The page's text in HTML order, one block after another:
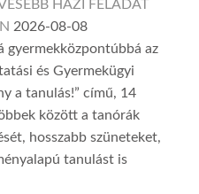
HÁZI FELADAT
2026-08-08
gyermekközpontúbbá az
és Gyermekügyi
a tanulás!” című, 14
között a tanórák
hosszabb szüneteket,
tanulást is